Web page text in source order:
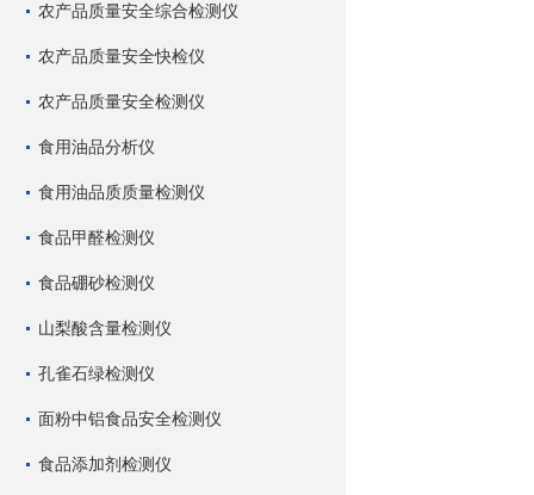
农产品质量安全综合检测仪
农产品质量安全快检仪
农产品质量安全检测仪
食用油品分析仪
食用油品质质量检测仪
食品甲醛检测仪
食品硼砂检测仪
山梨酸含量检测仪
孔雀石绿检测仪
面粉中铝食品安全检测仪
食品添加剂检测仪